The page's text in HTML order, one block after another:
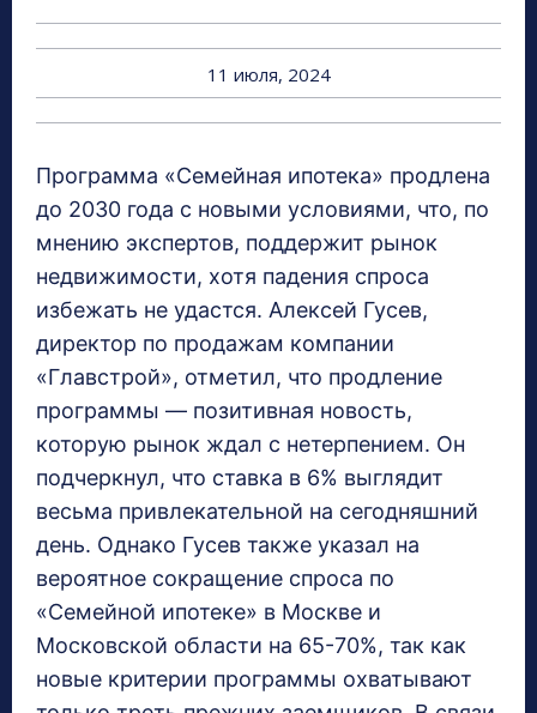
11 июля, 2024
Программа «Семейная ипотека» продлена
до 2030 года с новыми условиями, что, по
мнению экспертов, поддержит рынок
недвижимости, хотя падения спроса
избежать не удастся. Алексей Гусев,
директор по продажам компании
«Главстрой», отметил, что продление
программы — позитивная новость,
которую рынок ждал с нетерпением. Он
подчеркнул, что ставка в 6% выглядит
весьма привлекательной на сегодняшний
день. Однако Гусев также указал на
вероятное сокращение спроса по
«Семейной ипотеке» в Москве и
Московской области на 65-70%, так как
новые критерии программы охватывают